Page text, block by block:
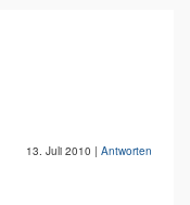
13. Juli 2010 | Antworten